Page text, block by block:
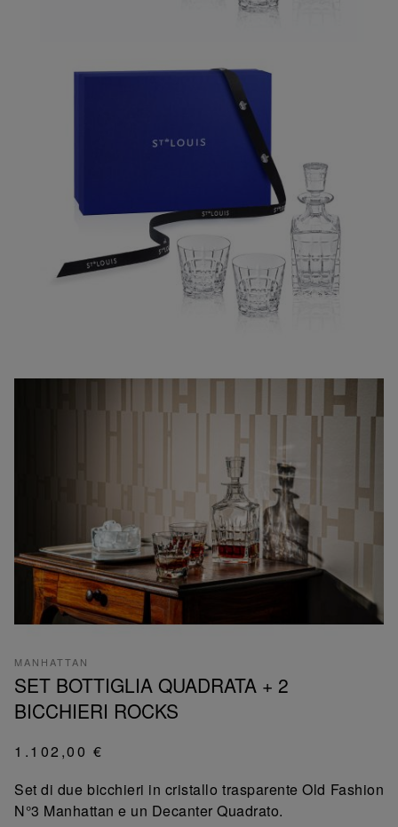
MANHATTAN
SET BOTTIGLIA QUADRATA + 2
BICCHIERI ROCKS
1.102,00 €
Set di due bicchieri in cristallo trasparente Old Fashion
N°3 Manhattan e un Decanter Quadrato.